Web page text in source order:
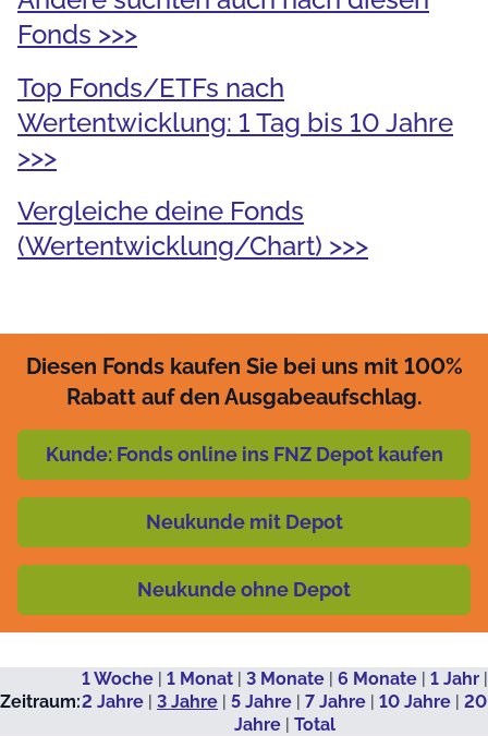
Fonds >>>
Top Fonds/ETFs nach
Wertentwicklung: 1 Tag bis 10 Jahre
>>>
Vergleiche deine Fonds
(Wertentwicklung/Chart) >>>
Diesen Fonds kaufen Sie bei uns mit 100%
Rabatt auf den Ausgabeaufschlag.
Kunde: Fonds online ins FNZ Depot kaufen
Neukunde mit Depot
Neukunde ohne Depot
Zeitraum:
1 Woche| 1 Monat| 3 Monate| 6 Monate| 1 Jahr|
2 Jahre | 3 Jahre | 5 Jahre | 7 Jahre | 10 Jahre | 20
Jahre| Total